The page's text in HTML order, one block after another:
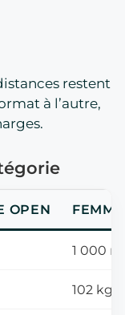
restent
à l’autre,
OPEN
1 000 m
102 kg